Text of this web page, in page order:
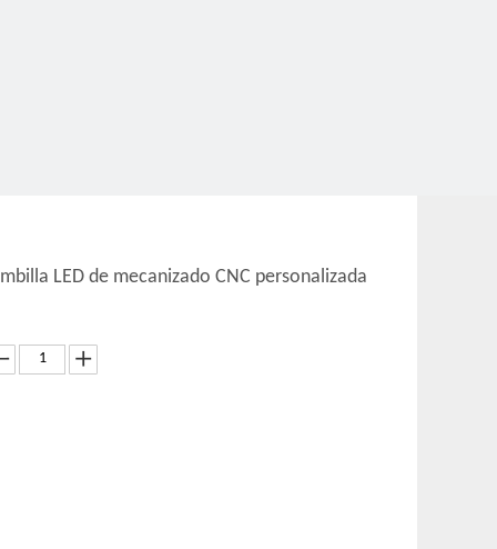
LED de mecanizado CNC personalizada